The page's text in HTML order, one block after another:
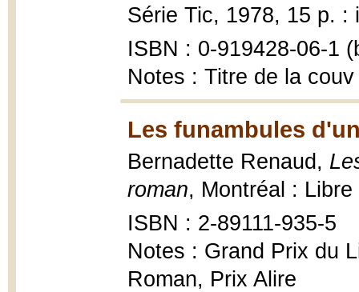
Série Tic, 1978, 15 p.
ISBN : 0-919428-06-1
Notes : Titre de la couv
Les funambules
Bernadette Renaud,
roman, Montréal :
ISBN : 2-89111-935-5
Notes : Grand Prix du
Roman, Prix Alire